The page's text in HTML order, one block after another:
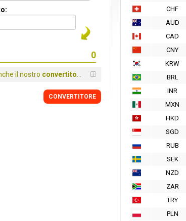
CHF
AUD
CAD
CNY
KRW
BRL
INR
MXN
HKD
SGD
RUB
SEK
NZD
ZAR
TRY
PLN
il nostro convertitore
CONVERTITORE